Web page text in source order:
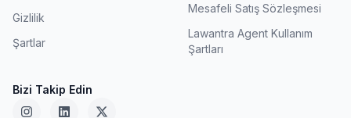
Gizlilik
Şartlar
Mesafeli Satış Sözleşmesi
Lawantra Agent Kullanım
Şartları
Bizi Takip Edin